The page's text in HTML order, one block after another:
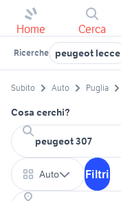
Home Cerca
Ricerche peugeot lecce
Subito Auto Puglia
Cosa cerchi?
Auto Filtri